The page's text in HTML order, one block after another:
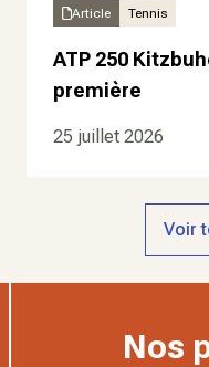
Article Tennis
ATP 250
première
25 juillet 2026
Voir
Nos